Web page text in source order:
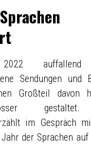
auffallend
Sendungen und
Großteil davon
Mosser
im Gespräch
der Sprachen auf